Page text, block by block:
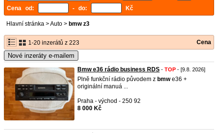
Cena od:
- do: Kč
Hlavní stránka >Auto > bmw z3
1-20 inzerátů z 223 Cena
Nové inzeráty e-mailem
Bmw e36 rádio business RDS - TOP - [9.8. 2026]
Plně funkční rádio původem z bmwe36 +
originální manuá ...
Praha - východ - 250 92
8 000 Kč